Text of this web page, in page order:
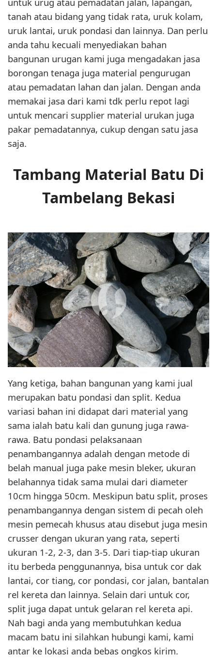
tanah atau bidang yang tidak rata, uruk kolam,
uruk lantai, uruk pondasi dan lainnya. Dan perlu
anda tahu kecuali menyediakan bahan
bangunan urugan kami juga mengadakan jasa
borongan tenaga juga material pengurugan
atau pemadatan lahan dan jalan. Dengan anda
memakai jasa dari kami tdk perlu repot lagi
untuk mencari supplier material urukan juga
pakar pemadatannya, cukup dengan satu jasa
saja.
Tambang Material Batu Di
Tambelang Bekasi
Yang ketiga, bahan bangunan yang kami jual
merupakan batu pondasi dan split. Kedua
variasi bahan ini didapat dari material yang
sama ialah batu kali dan gunung juga rawa-
rawa. Batu pondasi pelaksanaan
penambangannya adalah dengan metode di
belah manual juga pake mesin bleker, ukuran
belahannya tidak sama mulai dari diameter
10cm hingga 50cm. Meskipun batu split, proses
penambangannya dengan sistem di pecah oleh
mesin pemecah khusus atau disebut juga mesin
crusser dengan ukuran yang rata, seperti
ukuran 1-2, 2-3, dan 3-5. Dari tiap-tiap ukuran
itu berbeda penggunannya, bisa untuk cor dak
lantai, cor tiang, cor pondasi, cor jalan, bantalan
rel kereta dan lainnya. Selain dari untuk cor,
split juga dapat untuk gelaran rel kereta api.
Nah bagi anda yang membutuhkan kedua
macam batu ini silahkan hubungi kami, kami
antar ke lokasi anda bebas ongkos kirim.